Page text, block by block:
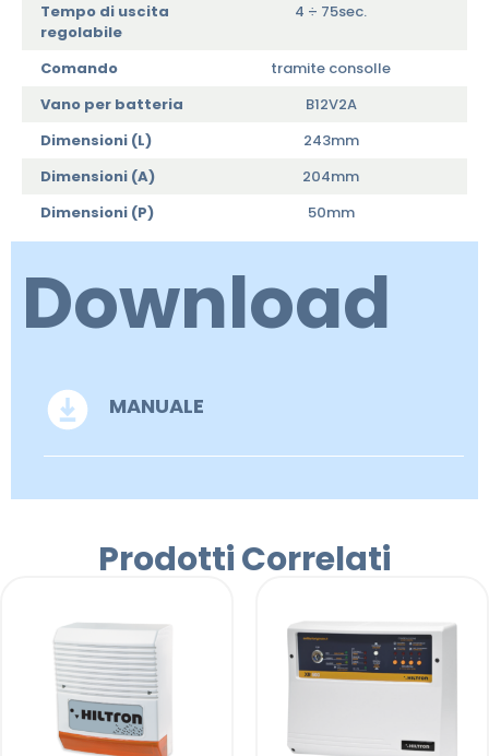
Tempo di uscita
regolabile
4 ÷ 75sec.
Comando
tramite consolle
Vano per batteria
B12V2A
Dimensioni (L)
243mm
Dimensioni (A)
204mm
Dimensioni (P)
50mm
Download
MANUALE
Prodotti Correlati